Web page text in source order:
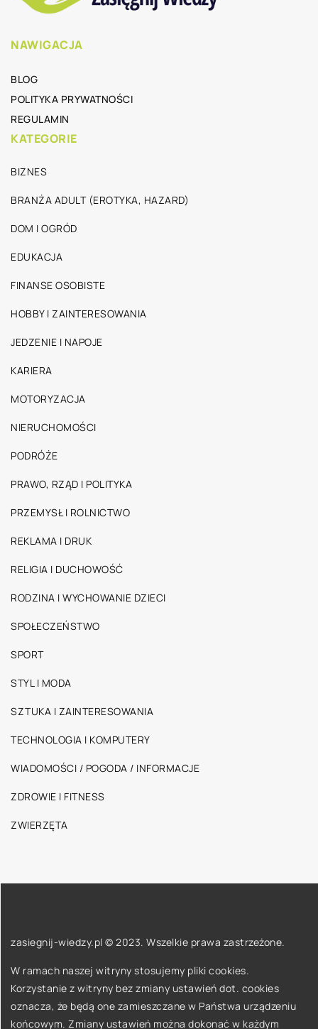
NAWIGACJA
BLOG
POLITYKA PRYWATNOŚCI
REGULAMIN
KATEGORIE
BIZNES
BRANŻA ADULT (EROTYKA, HAZARD)
DOM I OGRÓD
EDUKACJA
FINANSE OSOBISTE
HOBBY I ZAINTERESOWANIA
JEDZENIE I NAPOJE
KARIERA
MOTORYZACJA
NIERUCHOMOŚCI
PODRÓŻE
PRAWO, RZĄD I POLITYKA
PRZEMYSŁ I ROLNICTWO
REKLAMA I DRUK
RELIGIA I DUCHOWOŚĆ
RODZINA I WYCHOWANIE DZIECI
SPOŁECZEŃSTWO
SPORT
STYL I MODA
SZTUKA I ZAINTERESOWANIA
TECHNOLOGIA I KOMPUTERY
WIADOMOŚCI / POGODA / INFORMACJE
ZDROWIE I FITNESS
ZWIERZĘTA
zasiegnij-wiedzy.pl © 2023. Wszelkie prawa zastrzeżone.
W ramach naszej witryny stosujemy pliki cookies.
Korzystanie z witryny bez zmiany ustawień dot. cookies
oznacza, że będą one zamieszczane w Państwa urządzeniu
końcowym. Zmiany ustawień można dokonać w każdym